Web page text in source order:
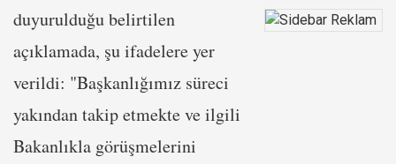
duyurulduğu belirtilen
açıklamada, şu ifadelere yer
verildi: "Başkanlığımız süreci
yakından takip etmekte ve ilgili
Bakanlıkla görüşmelerini